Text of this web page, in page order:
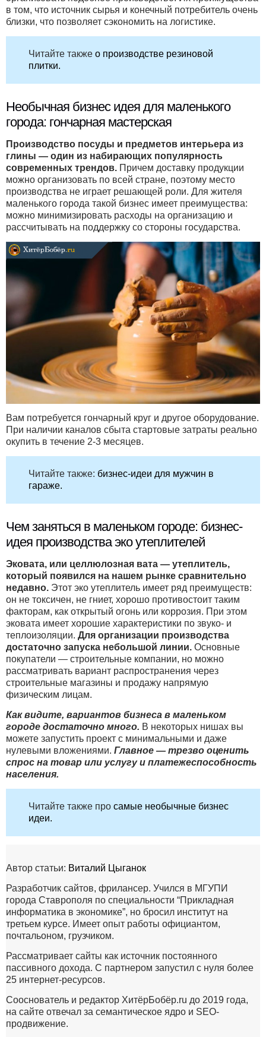
в том, что источник сырья и конечный потребитель очень
близки, что позволяет сэкономить на логистике.
Читайте также о производстве резиновой
плитки.
Необычная бизнес идея для маленького
города: гончарная мастерская
Производство посуды и предметов интерьера из
глины — один из набирающих популярность
современных трендов. Причем доставку продукции
можно организовать по всей стране, поэтому место
производства не играет решающей роли. Для жителя
маленького города такой бизнес имеет преимущества:
можно минимизировать расходы на организацию и
рассчитывать на поддержку со стороны государства.
Вам потребуется гончарный круг и другое оборудование.
При наличии каналов сбыта стартовые затраты реально
окупить в течение 2-3 месяцев.
Читайте также: бизнес-идеи для мужчин в
гараже.
Чем заняться в маленьком городе: бизнес-
идея производства эко утеплителей
Эковата, или целлюлозная вата — утеплитель,
который появился на нашем рынке сравнительно
недавно. Этот эко утеплитель имеет ряд преимуществ:
он не токсичен, не гниет, хорошо противостоит таким
факторам, как открытый огонь или коррозия. При этом
эковата имеет хорошие характеристики по звуко- и
теплоизоляции. Для организации производства
достаточно запуска небольшой линии. Основные
покупатели — строительные компании, но можно
рассматривать вариант распространения через
строительные магазины и продажу напрямую
физическим лицам.
Как видите, вариантов бизнеса в маленьком
городе достаточно много. В некоторых нишах вы
можете запустить проект с минимальными и даже
нулевыми вложениями. Главное — трезво оценить
спрос на товар или услугу и платежеспособность
населения.
Читайте также про самые необычные бизнес
идеи.
Автор статьи: Виталий Цыганок
Разработчик сайтов, фрилансер. Учился в МГУПИ
города Ставрополя по специальности “Прикладная
информатика в экономике”, но бросил институт на
третьем курсе. Имеет опыт работы официантом,
почтальоном, грузчиком.
Рассматривает сайты как источник постоянного
пассивного дохода. С партнером запустил с нуля более
25 интернет-ресурсов.
Сооснователь и редактор ХитёрБобёр.ru до 2019 года,
на сайте отвечал за семантическое ядро и SEO-
продвижение.